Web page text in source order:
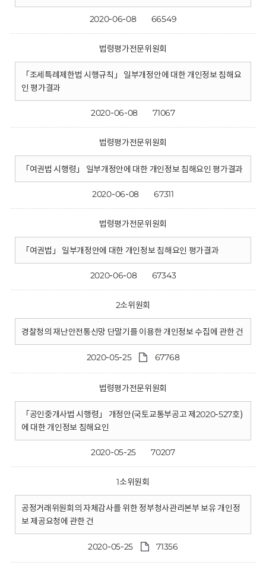
2020-06-08 66549
법령평가전문위원회
「조세특례제한법 시행규칙」 일부개정안에 대한 개인정보 침해요
인 평가결과
2020-06-08 71067
법령평가전문위원회
「여권법 시행령」 일부개정안에 대한 개인정보 침해요인 평가결과
2020-06-08 67311
법령평가전문위원회
「여권법」 일부개정안에 대한 개인정보 침해요인 평가결과
2020-06-08 67343
2소위원회
경찰청의 재난안전통신망 단말기를 이용한 개인정보 수집에 관한 건
2020-05-25 67768
법령평가전문위원회
「공인중개사법 시행령」 개정안(국토교통부공고 제2020-527호)
에 대한 개인정보 침해요인
2020-05-25 70207
1소위원회
공정거래위원회의 자체감사를 위한 정부청사관리본부 보유 개인정
보 제공요청에 관한 건
2020-05-25 71356